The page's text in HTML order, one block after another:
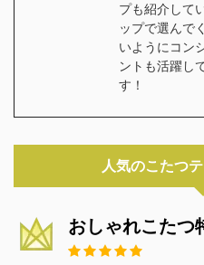
プも紹介して
ップで選んで
いようにコン
ントも活躍し
す！
人気のこたつ
おしゃれこたつ